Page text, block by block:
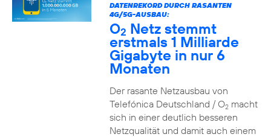
DATENREKORD DURCH RASANTEN
4G/5G-AUSBAU:
O2 Netz stemmt
erstmals 1 Milliarde
Gigabyte in nur 6
Monaten
Der rasante Netzausbau von
Telefónica Deutschland / O2macht
sich in einer deutlich besseren
Netzqualität und damit auch einem